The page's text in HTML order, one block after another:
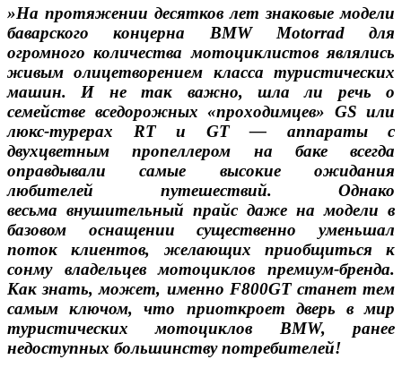
»На протяжении десятков лет знаковые модели
баварского концерна BMW Motorrad для
огромного количества мотоциклистов являлись
живымолицетворением класса туристических
машин. И не так важно, шла ли речь о
семействе вседорожных «проходимцев» GS или
люкс-турерах RT и GT — аппараты с
двухцветным пропеллером на баке всегда
оправдывалисамые высокие ожидания
любителей путешествий. Однако
весьма внушительный прайс даже на модели в
базовом оснащении существенно уменьшал
поток клиентов, желающих приобщиться к
сонму владельцевмотоциклов премиум-бренда.
Как знать, может, именно F800GT станет тем
самым ключом, что приоткроет дверь в мир
туристическихмотоциклов BMW, ранее
недоступных большинству потребителей!